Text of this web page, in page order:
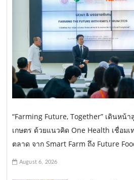
“Farming Future, Together” เดินหน้
เกษตร ด้วยแนวคิด One Health เชื่อม
ตลาด จาก Smart Farm ถึง Future
August 6, 2026